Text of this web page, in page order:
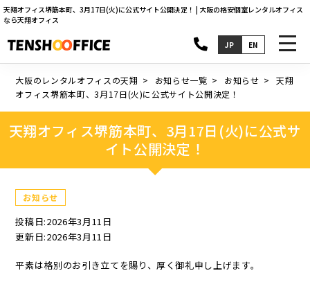
天翔オフィス堺筋本町、3月17日(火)に公式サイト公開決定！ | 大阪の格安個室レンタルオフィス
なら天翔オフィス
JP EN
大阪のレンタルオフィスの天翔 お知らせ一覧 お知らせ
天翔
オフィス堺筋本町、3月17日(火)に公式サイト公開決定！
天翔オフィス堺筋本町、3月17日(火)に公式サ
イト公開決定！
お知らせ
投稿日:2026年3月11日
更新日:2026年3月11日
平素は格別のお引き立てを賜り、厚く御礼申し上げます。